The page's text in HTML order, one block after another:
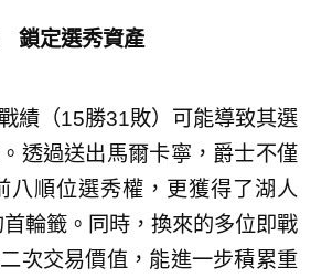
鎖定選秀資產
績（15勝31敗）可能導致其選
透過送出馬爾卡寧，爵士不僅
八順位選秀權，更獲得了湖人
輪籤。同時，換來的多位即戰
次交易價值，能進一步積累重